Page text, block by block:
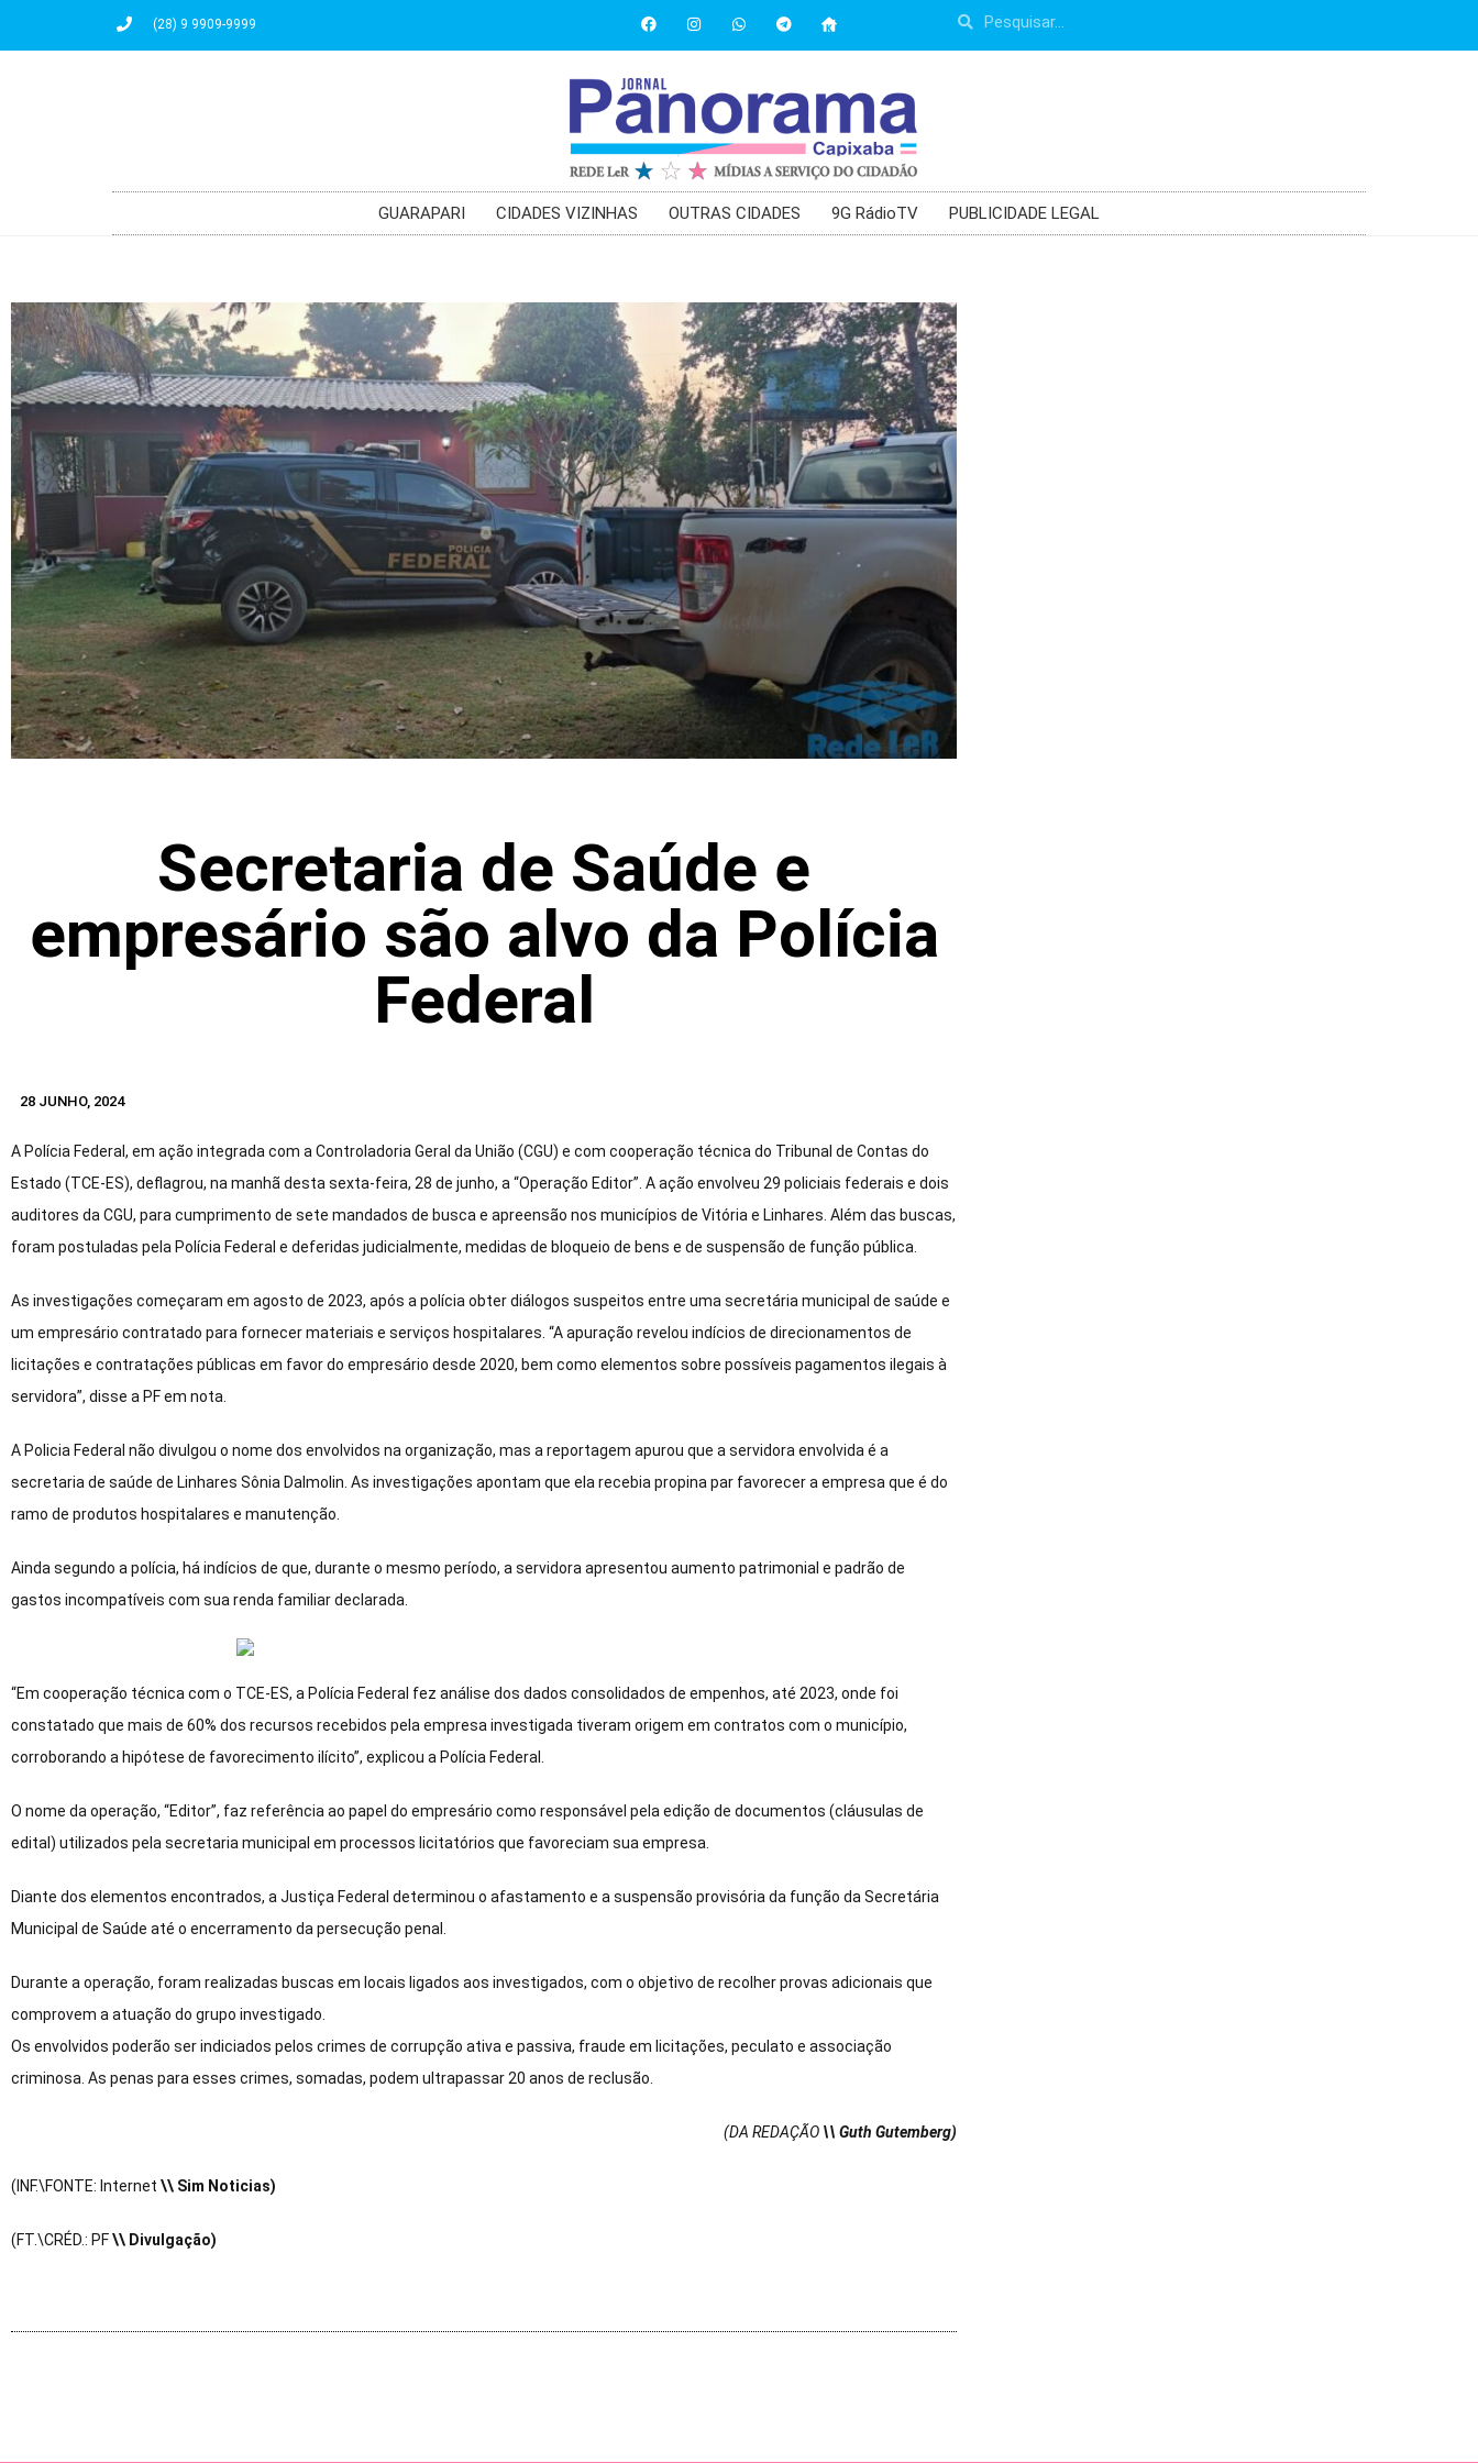
(28) 9 9909-9999
GUARAPARI CIDADES VIZINHAS OUTRAS CIDADES 9G RádioTV PUBLICIDADE LEGAL
Secretaria de Saúde e
empresário são alvo da Polícia
Federal
28 JUNHO, 2024
A Polícia Federal, em ação integrada com a Controladoria Geral da União (CGU) e com cooperação técnica do Tribunal de Contas do
Estado (TCE-ES), deflagrou, na manhã desta sexta-feira, 28 de junho, a “Operação Editor”. A ação envolveu 29 policiais federais e dois
auditores da CGU, para cumprimento de sete mandados de busca e apreensão nos municípios de Vitória e Linhares. Além das buscas,
foram postuladas pela Polícia Federal e deferidas judicialmente, medidas de bloqueio de bens e de suspensão de função pública.
As investigações começaram em agosto de 2023, após a polícia obter diálogos suspeitos entre uma secretária municipal de saúde e
um empresário contratado para fornecer materiais e serviços hospitalares. “A apuração revelou indícios de direcionamentos de
licitações e contratações públicas em favor do empresário desde 2020, bem como elementos sobre possíveis pagamentos ilegais à
servidora”, disse a PF em nota.
A Policia Federal não divulgou o nome dos envolvidos na organização, mas a reportagem apurou que a servidora envolvida é a
secretaria de saúde de Linhares Sônia Dalmolin. As investigações apontam que ela recebia propina par favorecer a empresa que é do
ramo de produtos hospitalares e manutenção.
Ainda segundo a polícia, há indícios de que, durante o mesmo período, a servidora apresentou aumento patrimonial e padrão de
gastos incompatíveis com sua renda familiar declarada.
“Em cooperação técnica com o TCE-ES, a Polícia Federal fez análise dos dados consolidados de empenhos, até 2023, onde foi
constatado que mais de 60% dos recursos recebidos pela empresa investigada tiveram origem em contratos com o município,
corroborando a hipótese de favorecimento ilícito”, explicou a Polícia Federal.
O nome da operação, “Editor”, faz referência ao papel do empresário como responsável pela edição de documentos (cláusulas de
edital) utilizados pela secretaria municipal em processos licitatórios que favoreciam sua empresa.
Diante dos elementos encontrados, a Justiça Federal determinou o afastamento e a suspensão provisória da função da Secretária
Municipal de Saúde até o encerramento da persecução penal.
Durante a operação, foram realizadas buscas em locais ligados aos investigados, com o objetivo de recolher provas adicionais que
comprovem a atuação do grupo investigado.
Os envolvidos poderão ser indiciados pelos crimes de corrupção ativa e passiva, fraude em licitações, peculato e associação
criminosa. As penas para esses crimes, somadas, podem ultrapassar 20 anos de reclusão.
(DA REDAÇÃO \\ Guth Gutemberg)
(INF.\FONTE: Internet \\ Sim Noticias)
(FT.\CRÉD.: PF\\ Divulgação)